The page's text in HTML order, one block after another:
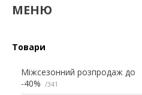
Товари
Міжсезонний розпродаж до
-40%
341